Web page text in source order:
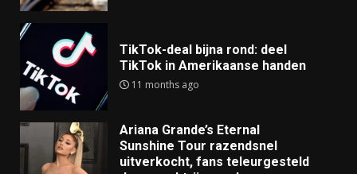
TikTok-deal bijna rond: deel
TikTok in Amerikaanse handen
11 months ago
Ariana Grande’s Eternal
Sunshine Tour razendsnel
uitverkocht, fans teleurgesteld